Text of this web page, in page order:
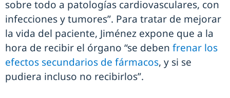
sobre todo a patologías cardiovasculares, con
infecciones y tumores”. Para tratar de mejorar
la vida del paciente, Jiménez expone que a la
hora de recibir el órgano “se deben frenar los
efectos secundarios de fármacos, y si se
pudiera incluso no recibirlos”.